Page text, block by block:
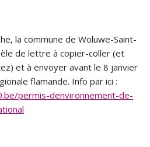
la commune de Woluwe-Saint-
de lettre à copier-coller (et
et à envoyer avant le 8 janvier
flamande. Info par ici :
permis-denvironnement-de-